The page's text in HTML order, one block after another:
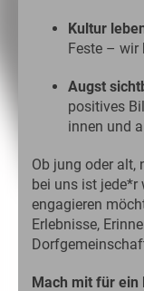
Kultur
Feste – wir
Augst
positives
innen und
Ob jung oder alt,
bei uns ist
engagieren
Erlebnisse,
Mach mit für ein